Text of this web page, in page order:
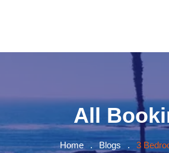
All
Home . Blogs . 3